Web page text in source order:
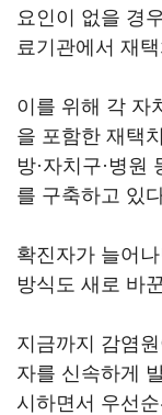
요인이 없을 경
료기관에서 재
이를 위해 각 자
을 포함한 재택
방·자치구·병원
를 구축하고 있
확진자가 늘어
방식도 새로 바
지금까지 감염
자를 신속하게
시하면서 우선